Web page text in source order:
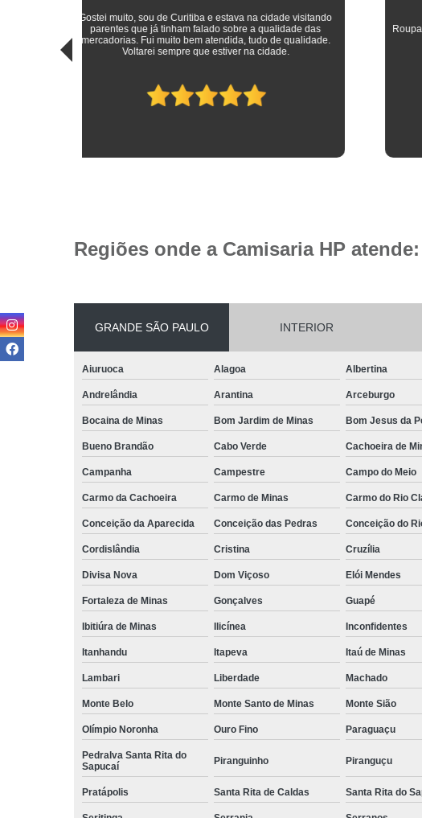
Roupas sociais de excelente qualidade e preço mais do que
justo! Atendimento ímpar!
Regiões onde a Camisaria HP atende:
GRANDE SÃO PAULO INTERIOR
Aiuruoca Alagoa Albertina
Andrelândia Arantina Arceburgo
Bocaina de Minas Bom Jardim de Minas Bom Jesus da
Bueno Brandão Cabo Verde Cachoeira de
Campanha Campestre Campo do Meio
Carmo da Cachoeira Carmo de Minas Carmo do Rio
Conceição da Aparecida Conceição das Pedras Conceição do
Cordislândia Cristina Cruzília
Divisa Nova Dom Viçoso Elói Mendes
Fortaleza de Minas Gonçalves Guapé
Ibitiúra de Minas Ilicínea Inconfidentes
Itanhandu Itapeva Itaú de Minas
Lambari Liberdade Machado
Monte Belo Monte Santo de Minas Monte Sião
Olímpio Noronha Ouro Fino Paraguaçu
Pedralva Santa Rita do
Sapucaí
Piranguinho Piranguçu
Pratápolis Santa Rita de Caldas Santa Rita do